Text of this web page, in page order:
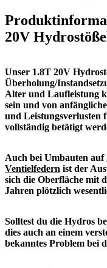
20V
Unser 1.8T 20V
Überholung/
Alter und Laufleistung
sein und von
und Leistungsverlusten
vollständig betätigt
Auch bei Umbauten auf
Ventielfedern ist der
sich die Oberfläche mit
Jahren plötzlich
Solltest du die Hydros
dies auch an einem
bekanntes Problem bei